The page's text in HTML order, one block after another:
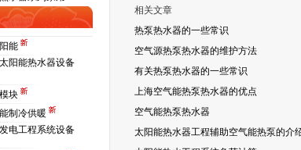
能
阳能热水器设备
块
制冷供暖
电工程系统设备
相关文章
热泵热水器的一些常识
空气源热泵热水器的维护方法
有关热泵热水器的一些常识
上海空气能热泵热水器的优点
空气能热泵热水器
太阳能热水器工程辅助空气能热泵的介